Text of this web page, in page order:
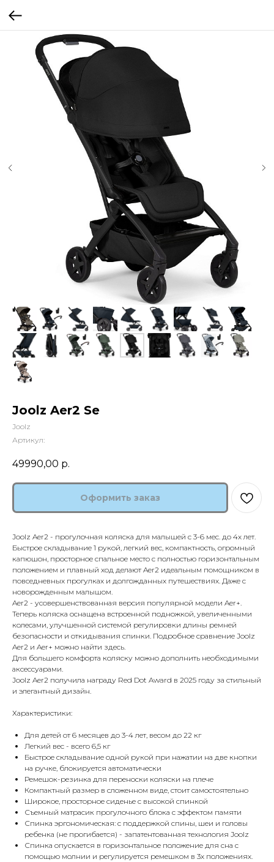
Joolz Aer2 Se
Joolz
Артикул:
49990,00 р.
Оформить заказ
Joolz Aer2 - прогулочная коляска для малышей с 3-6 мес. до 4х лет.
Быстрое складывание 1 рукой, легкий вес, компактность, огромный
капюшон, просторное спальное место с полностью горизонтальным
положением и плавный ход делают Aer2 идеальным помощником в
повседневных прогулках и долгожданных путешествиях. Даже с
новорожденным малышом.
Aer2 - усовершенствованная версия популярной модели Aer+.
Теперь коляска оснащена встроенной подножкой, увеличенными
колесами, улучшенной системой регулировки длины ремней
безопасности и откидывания спинки. Подробное сравнение Joolz
Aer2 и Aer+ можно найти здесь.
Для большего комфорта коляску можно дополнить необходимыми
аксессуарами.
Joolz Aer2 получила награду Red Dot Award в 2025 году за стильный
и элегантный дизайн.
Характеристики:
Для детей от 6 месяцев до 3-4 лет, весом до 22 кг
Легкий вес - всего 6,5 кг
Быстрое складывание одной рукой при нажатии на две кнопки
на ручке, блокируется автоматически
Ремешок-резинка для переноски коляски на плече
Компактный размер в сложенном виде, стоит самостоятельно
Широкое, просторное сиденье с высокой спинкой
Съемный матрасик прогулочного блока с эффектом памяти
Спинка эргономическая: с поддержкой спины, шеи и головы
ребенка (не прогибается) - запатентованная технология Joolz
Спинка опускается в горизонтальное положение для сна с
помощью молнии и регулируется ремешком в 3х положениях.